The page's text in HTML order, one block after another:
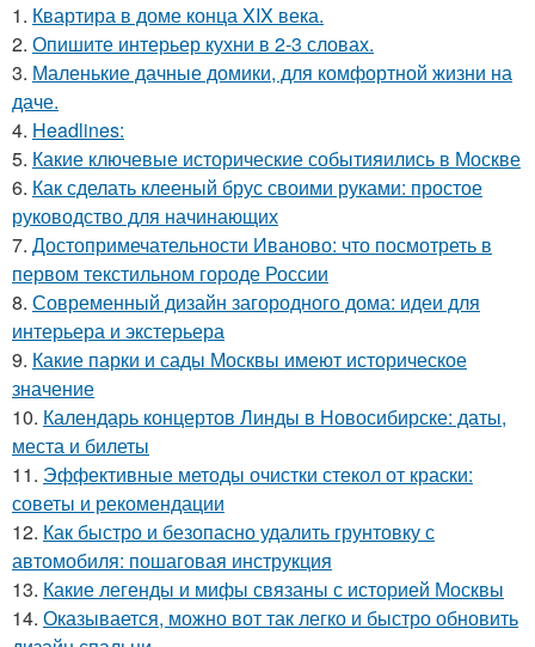
1. Квартира в доме конца XIX века.
2. Опишите интерьер кухни в 2-3 словах.
3. Маленькие дачные домики, для комфортной жизни на
даче.
4. Headlines:
5. Какие ключевые исторические событияились в Москве
6. Как сделать клееный брус своими руками: простое
руководство для начинающих
7. Достопримечательности Иваново: что посмотреть в
первом текстильном городе России
8. Современный дизайн загородного дома: идеи для
интерьера и экстерьера
9. Какие парки и сады Москвы имеют историческое
значение
10. Календарь концертов Линды в Новосибирске: даты,
места и билеты
11. Эффективные методы очистки стекол от краски:
советы и рекомендации
12. Как быстро и безопасно удалить грунтовку с
автомобиля: пошаговая инструкция
13. Какие легенды и мифы связаны с историей Москвы
14. Оказывается, можно вот так легко и быстро обновить